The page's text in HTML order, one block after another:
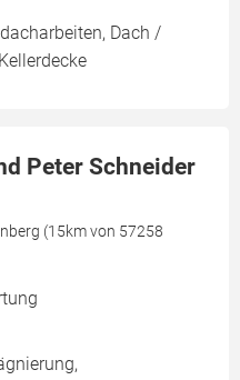
Dach /
Peter Schneider
(15km von 57258